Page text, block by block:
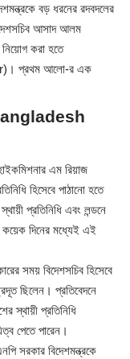
বড় ধরনের রদবদলের
আসাদ আলম
নিয়োগ করা হতে
প্রথম আলো-র এক
(Bangladesh
এম রিয়াজ
হিসেবে পাঠানো হতে
প্রতিনিধি এবং লন্ডনে
কয়েক দিনের মধ্যেই এই
সময় বিদেশসচিব হিসেবে
ছিলেন। প্রতিবেদনে
স্থায়ী প্রতিনিধি
পেতে পারেন।
সরকার বিদেশমন্ত্রকে